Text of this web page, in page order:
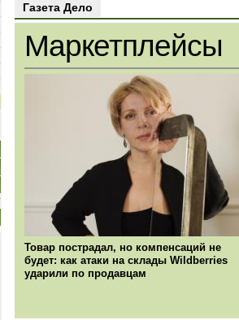
Газета Дело
Маркетплейсы
Товар пострадал, но компенсаций не
будет: как атаки на склады Wildberries
ударили по продавцам